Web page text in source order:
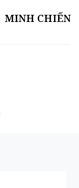
MINH CHIẾN